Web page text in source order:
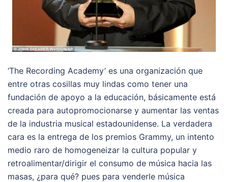
‘The Recording Academy’ es una organización que
entre otras cosillas muy lindas como tener una
fundación de apoyo a la educación, básicamente está
creada para autopromocionarse y aumentar las ventas
de la industria musical estadounidense. La verdadera
cara es la entrega de los premios Grammy, un intento
medio raro de homogeneizar la cultura popular y
retroalimentar/dirigir el consumo de música hacia las
masas, ¿para qué? pues para venderle música